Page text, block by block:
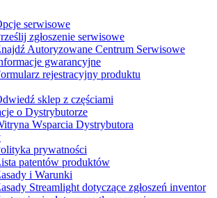
serwisowe
zgłoszenie serwisowe
Autoryzowane Centrum Serwisowe
gwarancyjne
rejestracyjny produktu
sklep z częściami
o Dystrybutorze
Wsparcia Dystrybutora
prywatności
patentów produktów
i Warunki
Streamlight dotyczące zgłoszeń inventor